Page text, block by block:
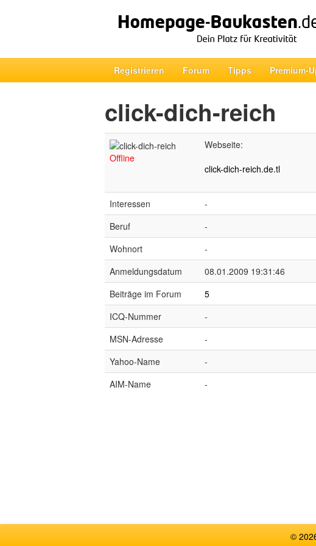
Registrieren Forum Tipps Premium-
click-dich-reich
Offline
Webseite:
click-dich-reich.de.tl
Interessen
-
Beruf
-
Wohnort
-
Anmeldungsdatum
08.01.2009 19:31:46
Beiträge im Forum
5
ICQ-Nummer
-
MSN-Adresse
-
Yahoo-Name
-
AIM-Name
-
©